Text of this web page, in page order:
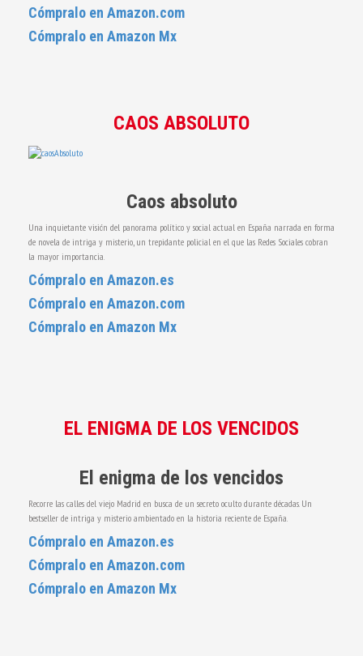
Cómpralo en Amazon.com
Cómpralo en Amazon Mx
CAOS ABSOLUTO
Caos absoluto
Una inquietante visión del panorama político y social actual en España narrada en forma
de novela de intriga y misterio, un trepidante policial en el que las Redes Sociales cobran
la mayor importancia.
Cómpralo en Amazon.es
Cómpralo en Amazon.com
Cómpralo en Amazon Mx
EL ENIGMA DE LOS VENCIDOS
El enigma de los vencidos
Recorre las calles del viejo Madrid en busca de un secreto oculto durante décadas. Un
bestseller de intriga y misterio ambientado en la historia reciente de España.
Cómpralo en Amazon.es
Cómpralo en Amazon.com
Cómpralo en Amazon Mx